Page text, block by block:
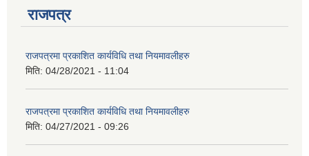
राजपत्र
राजपत्रमा प्रकाशित कार्यविधि तथा नियमावलीहरु
मिति: 04/28/2021 - 11:04
राजपत्रमा प्रकाशित कार्यविधि तथा नियमावलीहरु
मिति: 04/27/2021 - 09:26